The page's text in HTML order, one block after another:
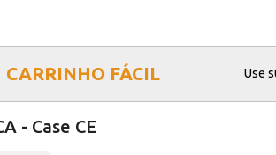
CARRINHO FÁCIL Use
- Case CE